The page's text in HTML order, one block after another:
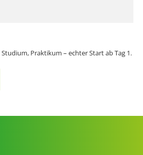
Praktikum – echter Start ab Tag 1.